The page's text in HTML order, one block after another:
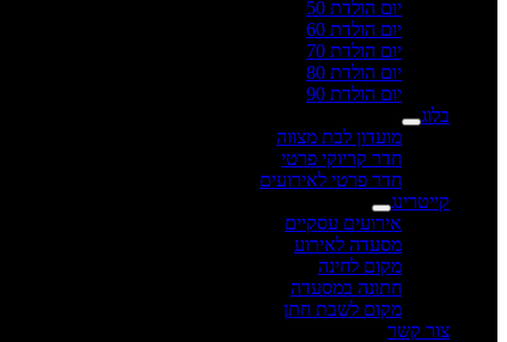
יום הולדת 50
יום הולדת 60
יום הולדת 70
יום הולדת 80
יום הולדת 90
בלוג
מועדון לבת מצווה
חדר קריוקי פרטי
חדר פרטי לאירועים
קייטרינג
אירועים עסקיים
מסעדה לאירוע
מקום לחינה
חתונה במסעדה
מקום לשבת חתן
צור קשר